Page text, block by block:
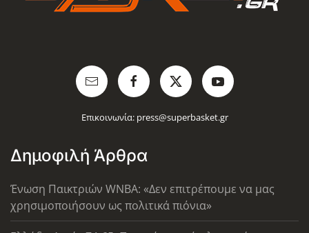
Επικοινωνία: press@superbasket.gr
Δημοφιλή Άρθρα
Ένωση Παικτριών WNBA: «Δεν επιτρέπουμε να μας
χρησιμοποιήσουν ως πολιτικά πιόνια»